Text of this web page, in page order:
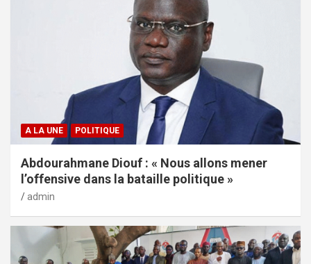
A LA UNE POLITIQUE
Abdourahmane Diouf : « Nous allons mener
l’offensive dans la bataille politique »
admin